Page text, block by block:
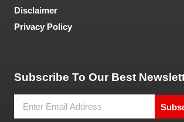
Disclaimer
Privacy Policy
Subscribe To Our Best